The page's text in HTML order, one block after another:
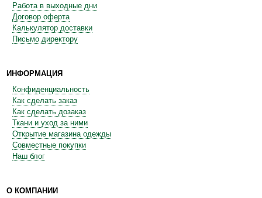
Работа в выходные дни
Договор оферта
Калькулятор доставки
Письмо директору
ИНФОРМАЦИЯ
Конфиденциальность
Как сделать заказ
Как сделать дозаказ
Ткани и уход за ними
Открытие магазина одежды
Совместные покупки
Наш блог
О КОМПАНИИ